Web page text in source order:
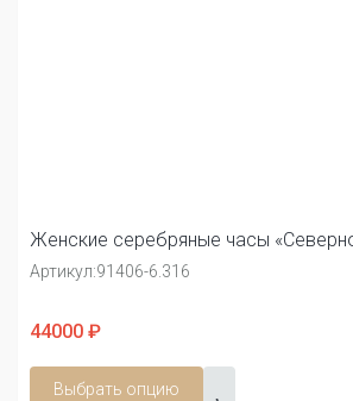
Женские серебряные часы
Артикул:91406-6.316
44000 ₽
Выбрать опцию